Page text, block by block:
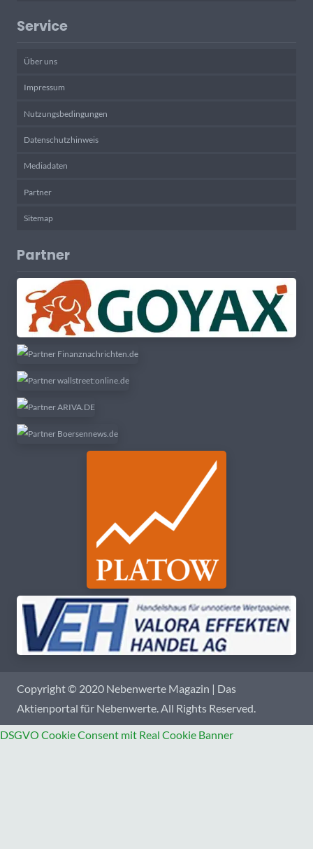
Service
Über uns
Impressum
Nutzungsbedingungen
Datenschutzhinweis
Mediadaten
Partner
Sitemap
Partner
Copyright © 2020 Nebenwerte Magazin | Das
Aktienportal für Nebenwerte. All Rights Reserved.
DSGVO Cookie Consent mit Real Cookie Banner